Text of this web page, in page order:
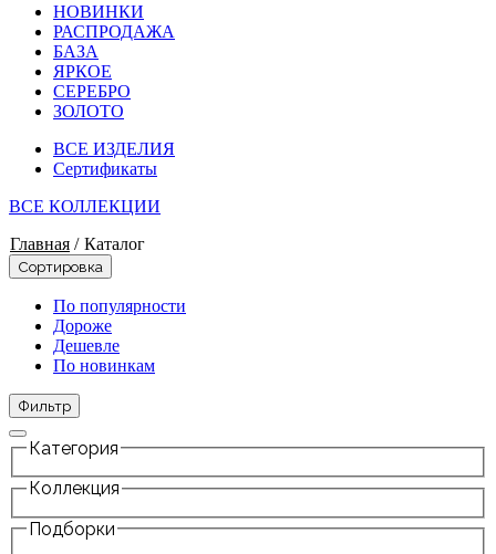
НОВИНКИ
РАСПРОДАЖА
БАЗА
ЯРКОЕ
СЕРЕБРО
ЗОЛОТО
ВСЕ ИЗДЕЛИЯ
Сертификаты
ВСЕ КОЛЛЕКЦИИ
Главная / Каталог
Сортировка
По популярности
Дороже
Дешевле
По новинкам
Фильтр
Категория
Коллекция
Подборки